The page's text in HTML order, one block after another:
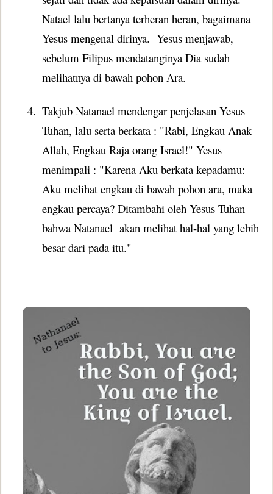
Natael lalu bertanya terheran heran, bagaimana
Yesus mengenal dirinya. Yesus menjawab,
sebelum Filipus mendatanginya Dia sudah
melihatnya di bawah pohon Ara.
4. Takjub Natanael mendengar penjelasan Yesus
Tuhan, lalu serta berkata : "Rabi, Engkau Anak
Allah, Engkau Raja orang Israel!" Yesus
menimpali : "Karena Aku berkata kepadamu:
Aku melihat engkau di bawah pohon ara, maka
engkau percaya? Ditambahi oleh Yesus Tuhan
bahwa Natanael akan melihat hal-hal yang lebih
besar dari pada itu."